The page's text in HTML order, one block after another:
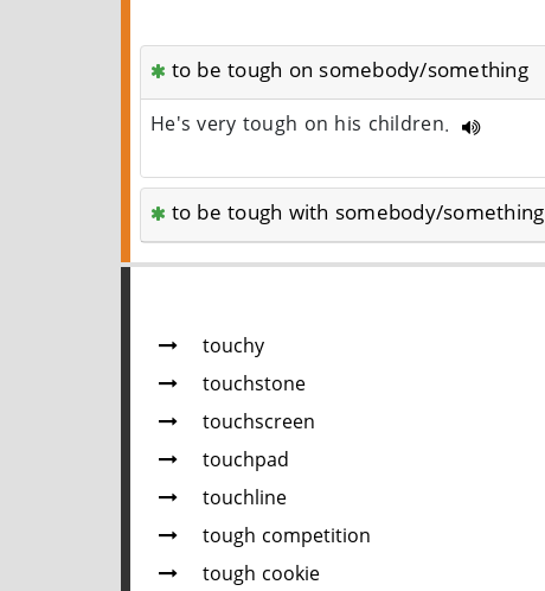
to be tough on somebody/something
He's very tough on his children.
to be tough with somebody/something
touchy
touchstone
touchscreen
touchpad
touchline
tough competition
tough cookie